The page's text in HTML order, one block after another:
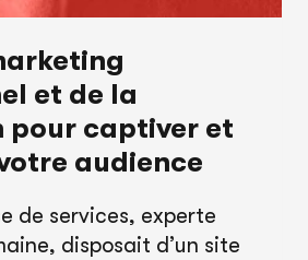
et de la
pour captiver et
audience
de services, experte
disposait d’un site